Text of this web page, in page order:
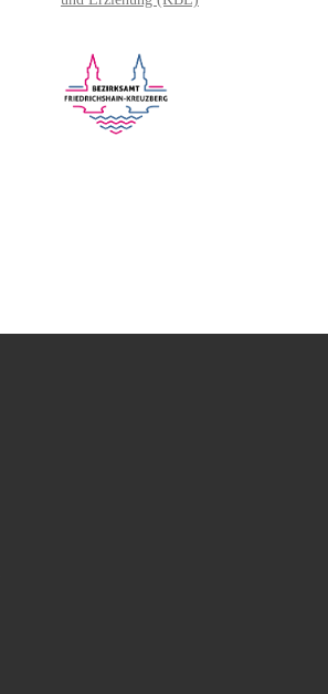
Dankeschön, lieber
Bücher sind für den Rucksack
etwas ganz GROßES! Wir